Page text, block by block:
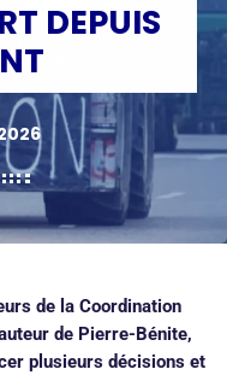
DEPUIS
de la Coordination
de Pierre-Bénite,
plusieurs décisions et